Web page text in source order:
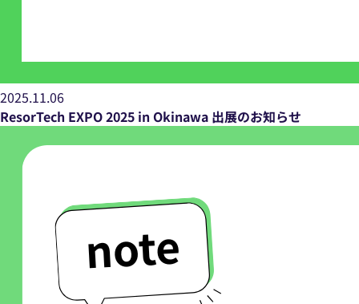
2025.11.06
ResorTech EXPO 2025 in Okinawa 出展のお知らせ